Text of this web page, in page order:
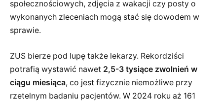
społecznościowych, zdjęcia z wakacji czy posty o
wykonanych zleceniach mogą stać się dowodem w
sprawie.
ZUS bierze pod lupę także lekarzy. Rekordziści
potrafią wystawić nawet 2,5-3 tysiące zwolnień w
ciągu miesiąca, co jest fizycznie niemożliwe przy
rzetelnym badaniu pacjentów. W 2024 roku aż 161